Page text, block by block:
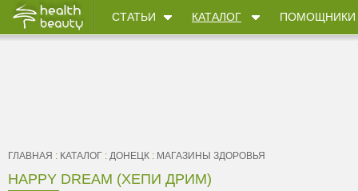
СТАТЬИ КАТАЛОГ ПОМОЩНИКИ
ГЛАВНАЯ : КАТАЛОГ : ДОНЕЦК : МАГАЗИНЫ ЗДОРОВЬЯ
HAPPY DREAM (ХЕПИ ДРИМ)